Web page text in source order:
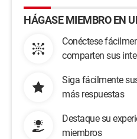
HÁGASE MIEMBRO EN
Conéctese
comparten sus
Siga fácilmente
más respuestas
Destaque su
miembros